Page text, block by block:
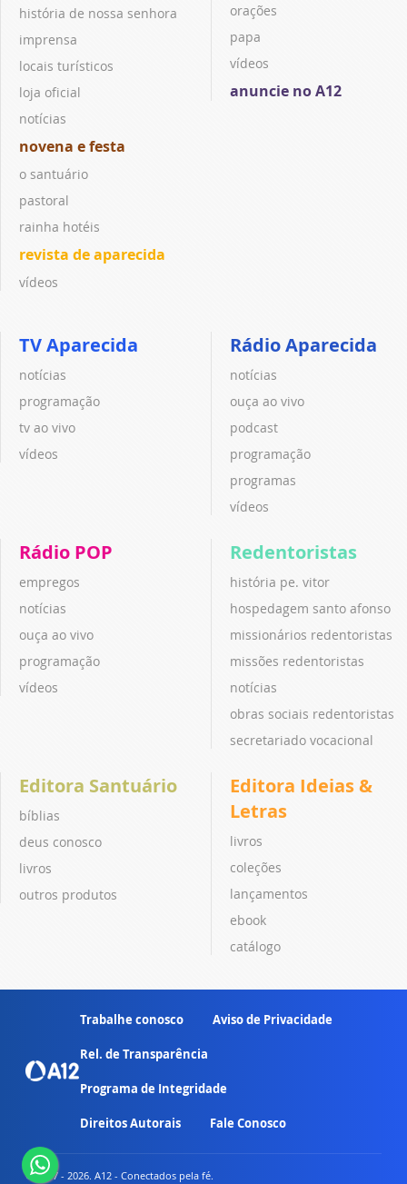
história de nossa senhora
imprensa
locais turísticos
loja oficial
notícias
novena e festa
o santuário
pastoral
rainha hotéis
revista de aparecida
vídeos
orações
papa
vídeos
anuncie no A12
TV Aparecida
notícias
programação
tv ao vivo
vídeos
Rádio Aparecida
notícias
ouça ao vivo
podcast
programação
programas
vídeos
Rádio POP
empregos
notícias
ouça ao vivo
programação
vídeos
Redentoristas
história pe. vitor
hospedagem santo afonso
missionários redentoristas
missões redentoristas
notícias
obras sociais redentoristas
secretariado vocacional
Editora Santuário
bíblias
deus conosco
livros
outros produtos
Editora Ideias &
Letras
livros
coleções
lançamentos
ebook
catálogo
Trabalhe conosco Aviso de Privacidade
Rel. de Transparência
Programa de Integridade
Direitos Autorais Fale Conosco
© 2007 - 2026. A12 - Conectados pela fé.